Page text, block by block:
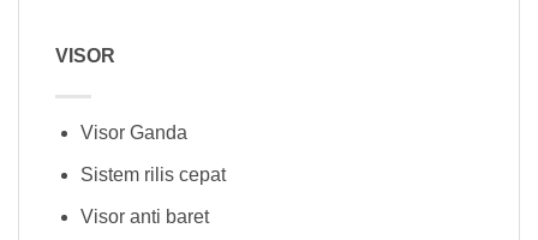
VISOR
Visor Ganda
Sistem rilis cepat
Visor anti baret